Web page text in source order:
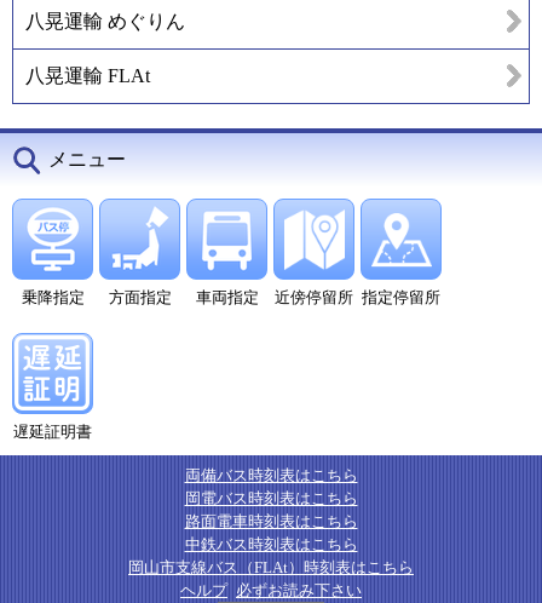
八晃運輸 めぐりん
八晃運輸 FLAt
メニュー
乗降指定 方面指定 車両指定 近傍停留所 指定停留所
遅延証明書
両備バス時刻表はこちら
岡電バス時刻表はこちら
路面電車時刻表はこちら
中鉄バス時刻表はこちら
岡山市支線バス（FLAt）時刻表はこちら
ヘルプ 必ずお読み下さい